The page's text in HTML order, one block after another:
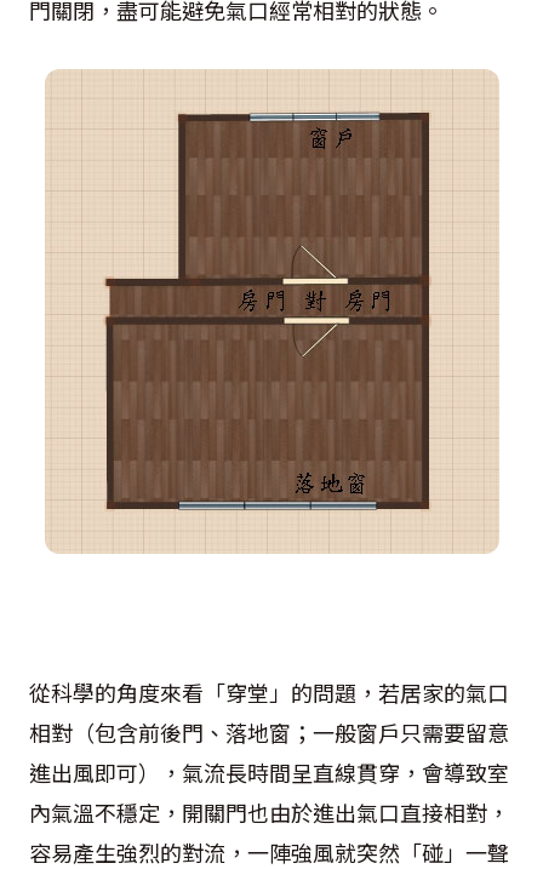
門關閉，盡可能避免氣口經常相對的狀態。
從科學的角度來看「穿堂」的問題，若居家的氣口
相對（包含前後門、落地窗；一般窗戶只需要留意
進出風即可），氣流長時間呈直線貫穿，會導致室
內氣溫不穩定，開關門也由於進出氣口直接相對，
容易產生強烈的對流，一陣強風就突然「碰」一聲